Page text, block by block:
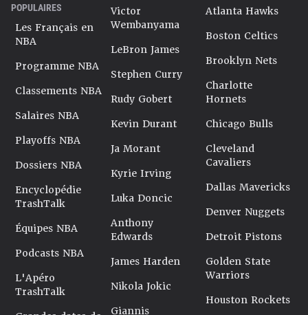
POPULAIRES
Les Français en
NBA
Programme NBA
Classements NBA
Salaires NBA
Playoffs NBA
Dossiers NBA
Encyclopédie
TrashTalk
Équipes NBA
Podcasts NBA
L'Apéro
TrashTalk
Victor
Wembanyama
LeBron James
Stephen Curry
Rudy Gobert
Kevin Durant
Ja Morant
Kyrie Irving
Luka Doncic
Anthony
Edwards
James Harden
Nikola Jokic
Giannis
Atlanta Hawks
Boston Celtics
Brooklyn Nets
Charlotte
Hornets
Chicago Bulls
Cleveland
Cavaliers
Dallas Mavericks
Denver Nuggets
Detroit Pistons
Golden State
Warriors
Houston Rockets